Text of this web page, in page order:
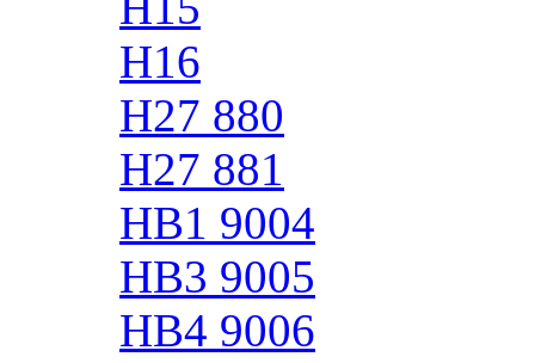
H16
H27 880
H27 881
HB1 9004
HB3 9005
HB4 9006